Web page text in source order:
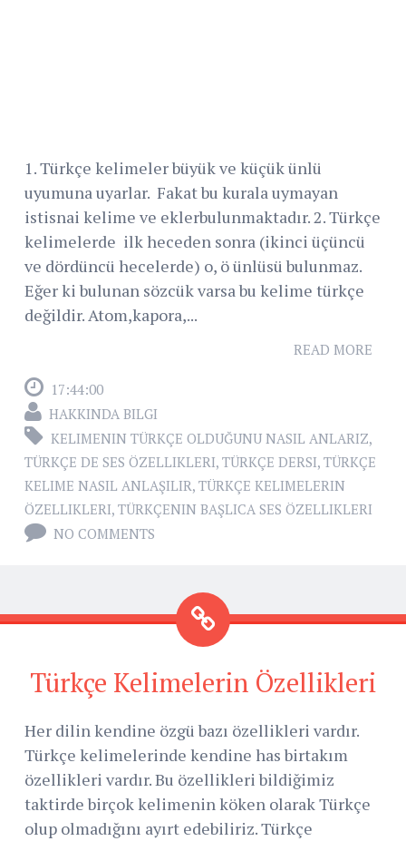
1. Türkçe kelimeler büyük ve küçük ünlü
uyumuna uyarlar. Fakat bu kurala uymayan
istisnai kelime ve eklerbulunmaktadır. 2. Türkçe
kelimelerde ilk heceden sonra (ikinci üçüncü
ve dördüncü hecelerde) o, ö ünlüsü bulunmaz.
Eğer ki bulunan sözcük varsa bu kelime türkçe
değildir. Atom,kapora,...
READ MORE
17:44:00
HAKKINDA BILGI
KELIMENIN TÜRKÇE OLDUĞUNU NASIL ANLARIZ,
TÜRKÇE DE SES ÖZELLIKLERI, TÜRKÇE DERSI, TÜRKÇE
KELIME NASIL ANLAŞILIR, TÜRKÇE KELIMELERIN
ÖZELLIKLERI, TÜRKÇENIN BAŞLICA SES ÖZELLIKLERI
NO COMMENTS
Türkçe Kelimelerin Özellikleri
Her dilin kendine özgü bazı özellikleri vardır.
Türkçe kelimelerinde kendine has birtakım
özellikleri vardır. Bu özellikleri bildiğimiz
taktirde birçok kelimenin köken olarak Türkçe
olup olmadığını ayırt edebiliriz. Türkçe